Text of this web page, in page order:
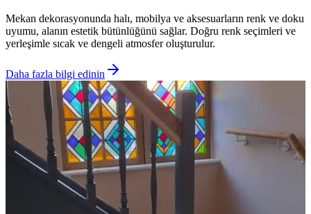
Mekan dekorasyonunda halı, mobilya ve aksesuarların renk ve doku
uyumu, alanın estetik bütünlüğünü sağlar. Doğru renk seçimleri ve
yerleşimle sıcak ve dengeli atmosfer oluşturulur.
Daha fazla bilgi edinin